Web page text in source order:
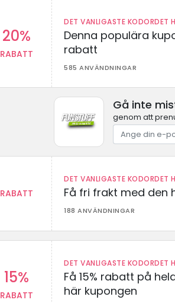
20%
RABATT
DET VANLIGASTE KODORDET
Denna populära
rabatt
585 ANVÄNDNINGAR
Gå inte
genom att
RABATT
DET VANLIGASTE KODORDET
Få fri frakt med den
188 ANVÄNDNINGAR
15%
RABATT
DET VANLIGASTE KODORDET
Få 15% rabatt på
här kupongen